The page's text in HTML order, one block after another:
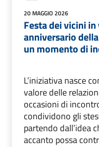
20 MAGGIO 2026
Festa dei vicini
anniversario
un momento di
L’iniziativa nasce
valore delle
occasioni di
condividono gli
partendo dall’idea
accanto possa